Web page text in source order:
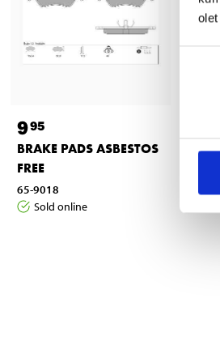
995
BRAKE PADS ASBESTOS
FREE
65-9018
Sold online
65-